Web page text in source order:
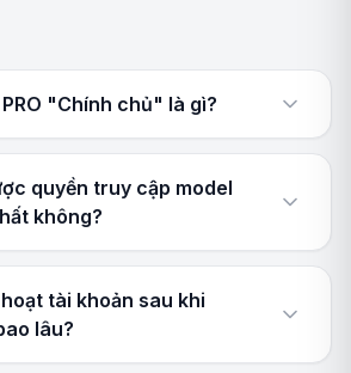
"Chính chủ" là gì?
quyền truy cập model
không?
tài khoản sau khi
lâu?